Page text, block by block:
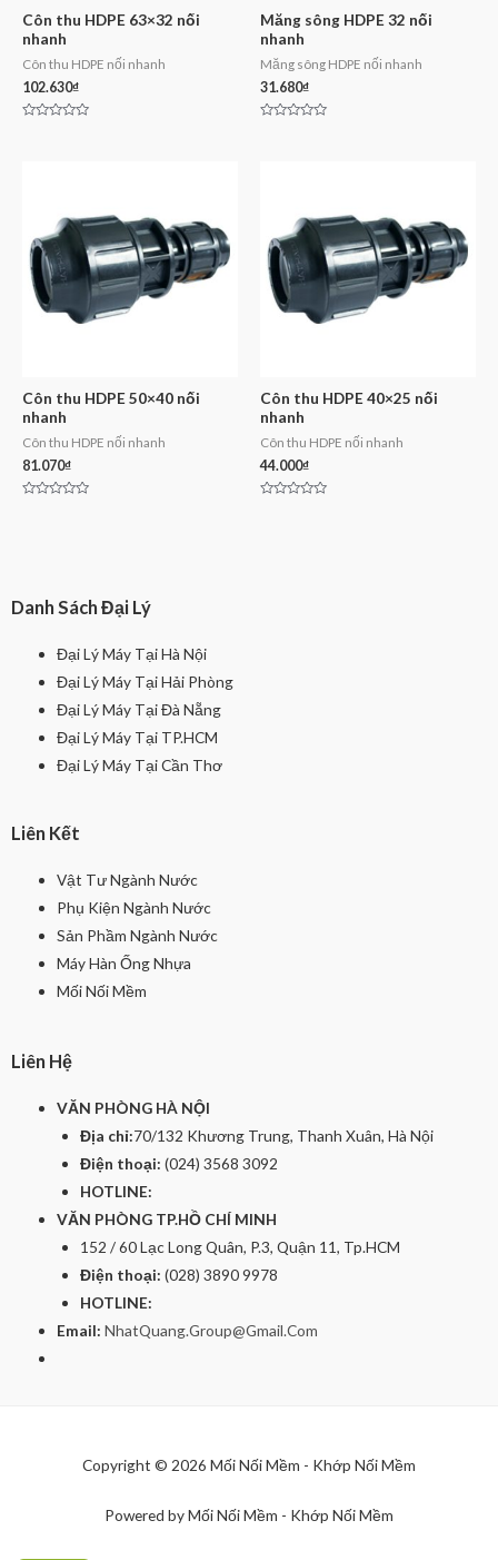
Côn thu HDPE 63×32 nối
nhanh
Côn thu HDPE nối nhanh
102.630₫
Măng sông HDPE 32 nối
nhanh
Măng sông HDPE nối nhanh
31.680₫
Côn thu HDPE 50×40 nối
nhanh
Côn thu HDPE nối nhanh
81.070₫
Côn thu HDPE 40×25 nối
nhanh
Côn thu HDPE nối nhanh
44.000₫
Danh Sách Đại Lý
Đại Lý Máy Tại Hà Nội
Đại Lý Máy Tại Hải Phòng
Đại Lý Máy Tại Đà Nẵng
Đại Lý Máy Tại TP.HCM
Đại Lý Máy Tại Cần Thơ
Liên Kết
Vật Tư Ngành Nước
Phụ Kiện Ngành Nước
Sản Phầm Ngành Nước
Máy Hàn Ống Nhựa
Mối Nối Mềm
Liên Hệ
VĂN PHÒNG HÀ NỘI
Địa chỉ:70/132 Khương Trung, Thanh Xuân, Hà Nội
Điện thoại: (024) 3568 3092
HOTLINE:
VĂN PHÒNG TP.HỒ CHÍ MINH
152 / 60 Lạc Long Quân, P.3, Quận 11, Tp.HCM
Điện thoại: (028) 3890 9978
HOTLINE:
Email: NhatQuang.Group@Gmail.Com
Copyright © 2026 Mối Nối Mềm - Khớp Nối Mềm
Powered by Mối Nối Mềm - Khớp Nối Mềm